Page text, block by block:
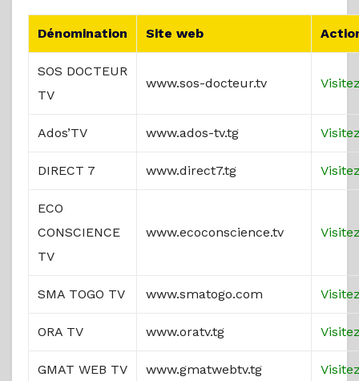
Dénomination Site web
SOS DOCTEUR
TV
www.sos-docteur.tv
Ados’TV www.ados-tv.tg
DIRECT 7 www.direct7.tg
ECO
CONSCIENCE
TV
www.ecoconscience.tv
SMA TOGO TV www.smatogo.com
ORA TV www.oratv.tg
GMAT WEB TV www.gmatwebtv.tg